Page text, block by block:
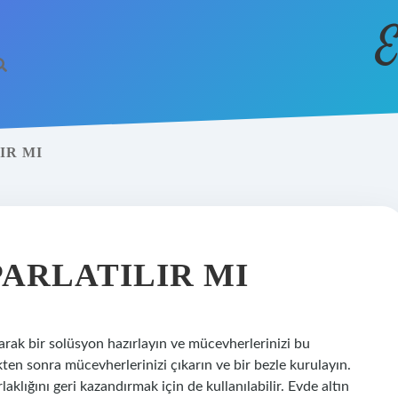
MI
MI
bir solüsyon hazırlayın ve mücevherlerinizi bu
sonra mücevherlerinizi çıkarın ve bir bezle kurulayın.
geri kazandırmak için de kullanılabilir. Evde altın